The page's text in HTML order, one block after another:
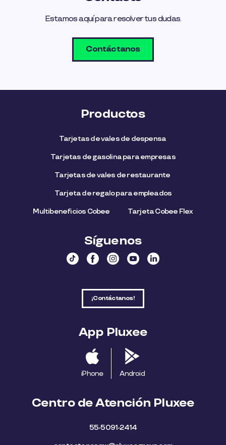
Estamos aquí para resolver tus dudas.
Contáctanos
Productos
Tarjetas de vales de despensa
Tarjetas de gasolina para empresas
Tarjetas de vales de restaurante
Tarjeta de regalo para empleados​
Multibeneficios Cobee Tarjeta Cobee Flex
Síguenos
¡Contáctanos!
App Pluxee
iPhone Android
Centro de Atención Pluxee
55-5091-2414